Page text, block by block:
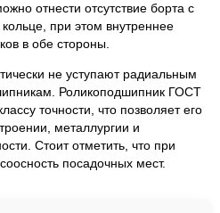
отнести отсутствие борта с
при этом внутреннее
в обе стороны.
не уступают радиальным
Роликоподшипник ГОСТ
точности, что позволяет его
металлургии и
Стоит отметить, что при
посадочных мест.